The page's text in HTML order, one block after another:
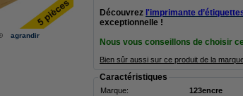
agrandir
Découvrez l'imprimante
exceptionnelle !
Nous vous conseillons de choisir
Bien sûr aussi sur ce produit de la
Caractéristiques
Marque: 123encre